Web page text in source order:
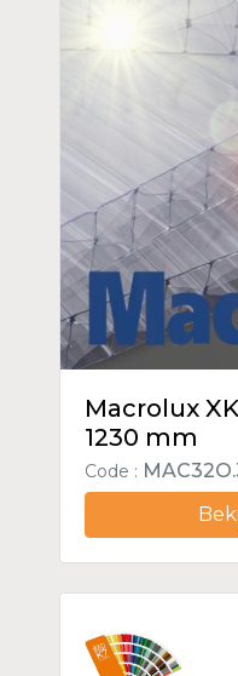
Macrolux
1230 mm
Code :